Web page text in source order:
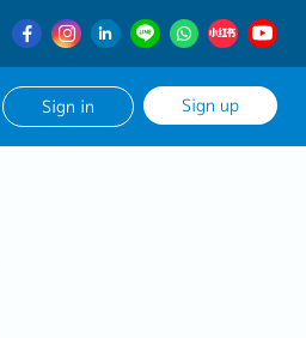
Sign in Sign up